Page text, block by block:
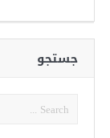
جستجو